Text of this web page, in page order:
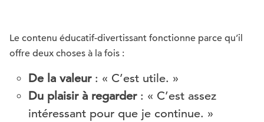
Le contenu éducatif-divertissant fonctionne parce qu’il
offre deux choses à la fois :
De la valeur: « C’est utile. »
Du plaisir à regarder: « C’est assez
intéressant pour que je continue. »